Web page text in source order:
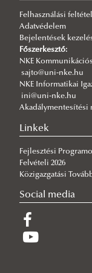
2026/07/30
Q-s/D-s pályázati
2026/07/30
Új esély a
2026/07/29
A gyermek
2026/07/27
Hamarosan indul a
Felhasználási
Adatvédelem
Bejelentések
Főszerkesztő:
NKE
sajto@uni-nke.hu
NKE Informatikai
ini@uni-nke.hu
Akadálymentesítési
Linkek
Fejlesztési
Felvételi 2026
Közigazgatási
Social media